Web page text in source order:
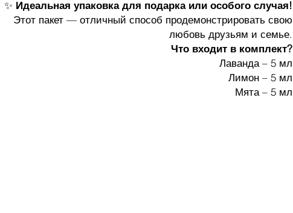
✨ Идеальная упаковка для подарка или особого случая!
Этот пакет — отличный способ продемонстрировать свою
любовь друзьям и семье.
Что входит в комплект?
Лаванда – 5 мл
Лимон – 5 мл
Мята – 5 мл